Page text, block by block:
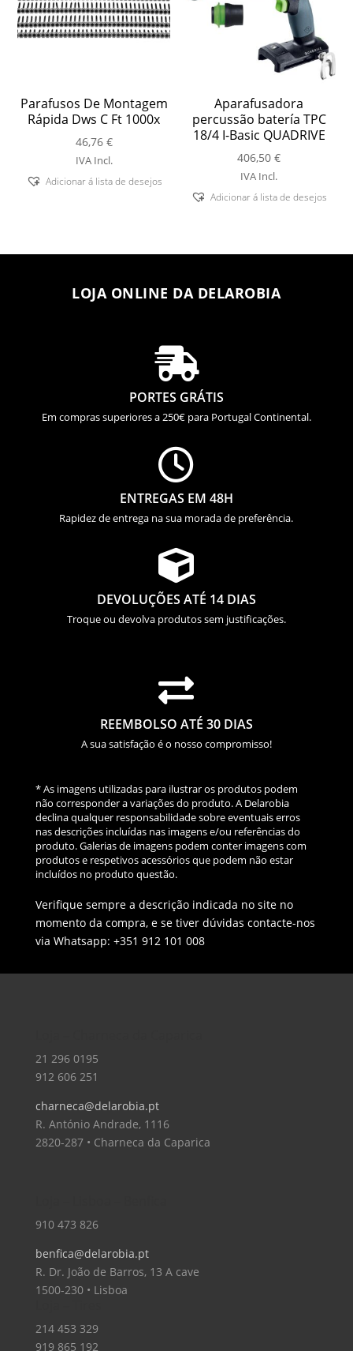
Parafusos De Montagem
Rápida Dws C Ft 1000x
46,76 €
IVA Incl.
Adicionar á lista de desejos
Aparafusadora
percussão batería TPC
18/4 I-Basic QUADRIVE
406,50€
IVA Incl.
Adicionar á lista de desejos
LOJA ONLINE DA DELAROBIA

PORTES GRÁTIS
Em compras superiores a 250€ para Portugal Continental.

ENTREGAS EM 48H
Rapidez de entrega na sua morada de preferência.

DEVOLUÇÕES ATÉ 14 DIAS
Troque ou devolva produtos sem justificações.

REEMBOLSO ATÉ 30 DIAS
A sua satisfação é o nosso compromisso!
* As imagens utilizadas para ilustrar os produtos podem
não corresponder a variações do produto. A Delarobia
declina qualquer responsabilidade sobre eventuais erros
nas descrições incluídas nas imagens e/ou referências do
produto. Galerias de imagens podem conter imagens com
produtos e respetivos acessórios que podem não estar
incluídos no produto questão.
Verifique sempre a descrição indicada no site no
momento da compra, e se tiver dúvidas contacte-nos
via Whatsapp: +351 912 101 008
21 296 0195
912 606 251
charneca@delarobia.pt
R. António Andrade, 1116
2820-287 • Charneca da Caparica
910 473 826
benfica@delarobia.pt
R. Dr. João de Barros, 13 A cave
1500-230 • Lisboa
214 453 329
919 865 192